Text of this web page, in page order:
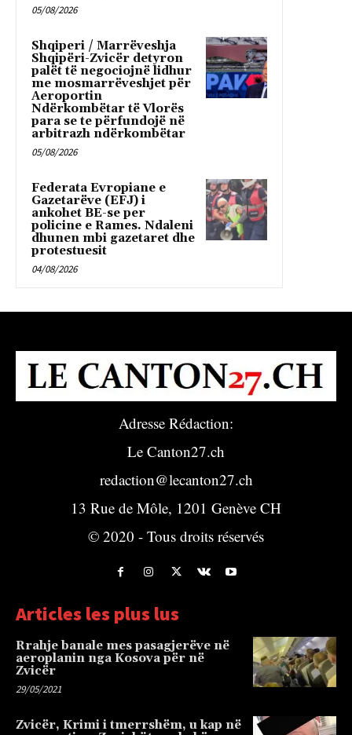
05/08/2026
Shqiperi / Marrëveshja
Shqipëri-Zvicër detyron
palët të negociojnë lidhur
me mosmarrëveshjet për
Aeroportin
Ndërkombëtar të Vlorës
para se te përfundojë në
arbitrazh ndërkombëtar
05/08/2026
Federata Evropiane e
Gazetarëve (EFJ) i
ankohet BE-se per
policine e Rames. Ndaleni
dhunen mbi gazetaret dhe
protestuesit
04/08/2026
Adresse Rédaction:
Le Canton27.ch
redaction@lecanton27.ch
13 Rue de Môle, 1201 Genève CH
© 2020 - Tous droits réservés
Articles les plus lus
Rrahje banale mes pasagjerëve në
aeroplanin nga Kosova për në
Zvicër
29/05/2021
Zvicër, Krimi i tmerrshëm, u kap në